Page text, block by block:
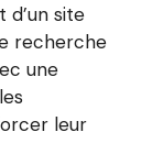
site
recherche
une
leur